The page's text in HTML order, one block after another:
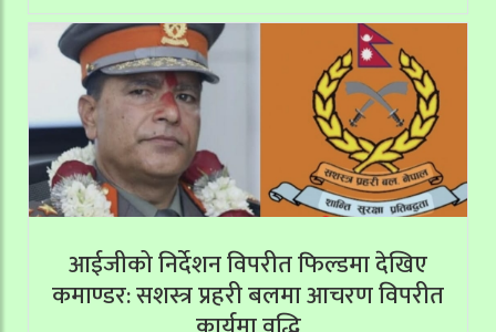
आईजीको निर्देशन विपरीत फिल्डमा देखिए
कमाण्डर: सशस्त्र प्रहरी बलमा आचरण विपरीत